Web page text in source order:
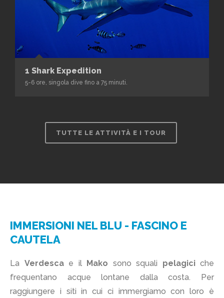
1 Shark Expedition
5-6 ore, singola dive fino a 75 minuti.
TUTTE LE ATTIVITÀ E I TOUR
IMMERSIONI NEL BLU - FASCINO E
CAUTELA
La Verdescae il Mako sono squali pelagiciche
frequentano acque lontane dalla costa. Per
raggiungere i siti in cui ci immergiamo con loro è